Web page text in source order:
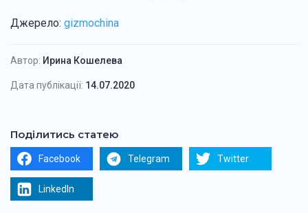
Джерело: gizmochina
Автор: Ирина Кошелева
Дата публікації: 14.07.2020
Поділитись статею
Facebook Telegram Twitter
LinkedIn